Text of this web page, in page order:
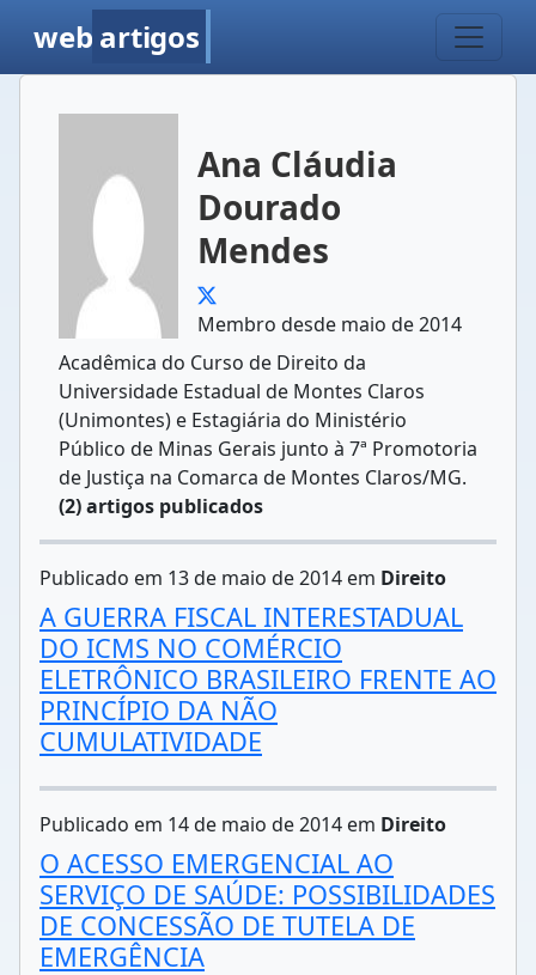
web artigos
Ana Cláudia
Dourado
Mendes
Membro desde maio de 2014
Acadêmica do Curso de Direito da
Universidade Estadual de Montes Claros
(Unimontes) e Estagiária do Ministério
Público de Minas Gerais junto à 7ª Promotoria
de Justiça na Comarca de Montes Claros/MG.
(2) artigos publicados
Publicado em 13 de maio de 2014 em Direito
A GUERRA FISCAL INTERESTADUAL
DO ICMS NO COMÉRCIO
ELETRÔNICO BRASILEIRO FRENTE AO
PRINCÍPIO DA NÃO
CUMULATIVIDADE
Publicado em 14 de maio de 2014 em Direito
O ACESSO EMERGENCIAL AO
SERVIÇO DE SAÚDE: POSSIBILIDADES
DE CONCESSÃO DE TUTELA DE
EMERGÊNCIA